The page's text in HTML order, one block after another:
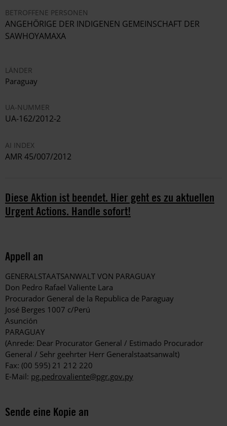
BETROFFENE PERSONEN
ANGEHÖRIGE DER INDIGENEN GEMEINSCHAFT DER
SAWHOYAMAXA
LÄNDER
Paraguay
UA-NUMMER
UA-162/2012-2
AI INDEX
AMR 45/007/2012
Diese Aktion ist beendet. Hier geht es zu aktuellen
Urgent Actions. Handle sofort!
Appell an
GENERALSTAATSANWALT VON PARAGUAY
Don Pedro Rafael Valiente Lara
Procurador General de la Republica de Paraguay
José Berges 1007 c/Perú
Asunción
PARAGUAY
(Anrede: Dear Procurator General / Estimado Procurador
General / Sehr geehrter Herr Generalstaatsanwalt)
Fax: (00 595) 21 212 220
E-Mail: pg.pedrovaliente@pgr.gov.py
Sende eine Kopie an